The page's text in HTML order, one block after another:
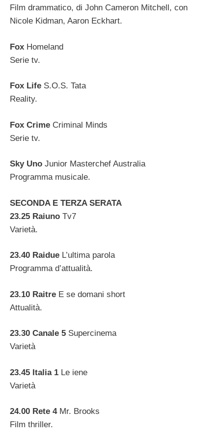
Film drammatico, di John Cameron Mitchell, con
Nicole Kidman, Aaron Eckhart.
Fox Homeland
Serie tv.
Fox Life S.O.S. Tata
Reality.
Fox Crime Criminal Minds
Serie tv.
Sky Uno Junior Masterchef Australia
Programma musicale.
SECONDA E TERZA SERATA
23.25 Raiuno Tv7
Varietà.
23.40 Raidue L’ultima parola
Programma d’attualità.
23.10 Raitre E se domani short
Attualità.
23.30 Canale 5 Supercinema
Varietà
23.45 Italia 1 Le iene
Varietà
24.00 Rete 4Mr. Brooks
Film thriller.